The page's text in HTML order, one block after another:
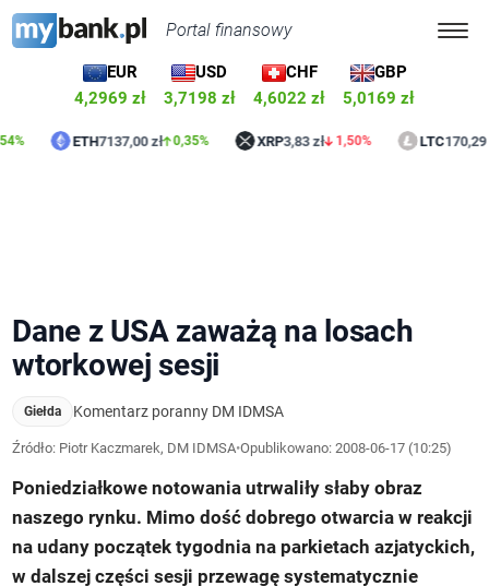
Portal finansowy
EUR
4,2969 zł
USD
3,7198 zł
CHF
4,6022 zł
GBP
5,0169 zł
ETH 7137,00 zł 0,35% XRP 3,83 zł 1,50% LTC 170,29 zł
Dane z USA zaważą na losach
wtorkowej sesji
Giełda Komentarz poranny DM IDMSA
Źródło: Piotr Kaczmarek, DM IDMSA•Opublikowano:2008-06-17 (10:25)
Poniedziałkowe notowania utrwaliły słaby obraz
naszego rynku. Mimo dość dobrego otwarcia w reakcji
na udany początek tygodnia na parkietach azjatyckich,
w dalszej części sesji przewagę systematycznie